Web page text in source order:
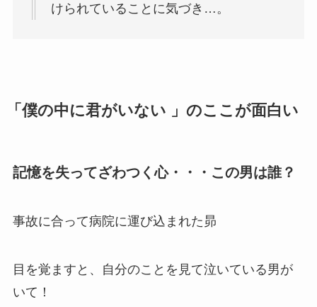
けられていることに気づき…。
「僕の中に君がいない 」のここが面白い
記憶を失ってざわつく心・・・この男は誰？
事故に合って病院に運び込まれた昴
目を覚ますと、自分のことを見て泣いている男が
いて！